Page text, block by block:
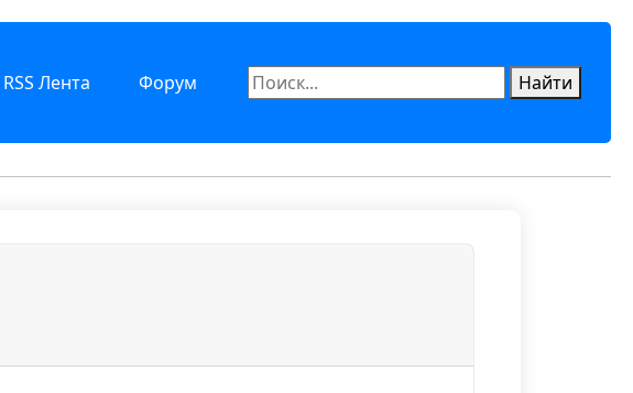
RSS Лента Форум Найти